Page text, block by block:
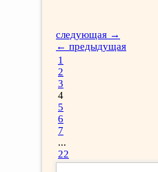
следующая →
← предыдущая
1
2
3
4
5
6
7
...
22